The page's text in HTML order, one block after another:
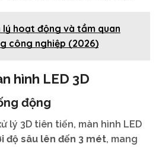
lý hoạt động và tầm quan
công nghiệp (2026)
hình LED 3D
động
lý 3D tiên tiến, màn hình LED
độ sâu lên đến 3 mét, mang